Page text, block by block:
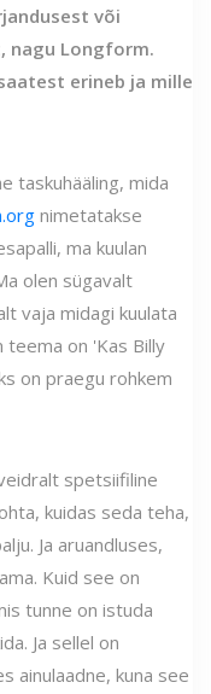
või
nagu Longform.
erineb ja mille
taskuhääling, mida
nimetatakse
ma kuulan
olen sügavalt
vaja midagi kuulata
teema on 'Kas Billy
on praegu rohkem
spetsiifiline
kuidas seda teha,
Ja aruandluses,
Kuid see on
tunne on istuda
Ja sellel on
ainulaadne, kuna see